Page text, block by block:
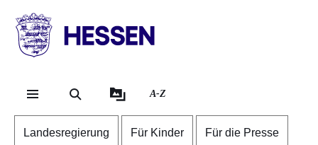
HESSEN
Landesregierung
A-Z
Landesregierung Für Kinder Für die Presse